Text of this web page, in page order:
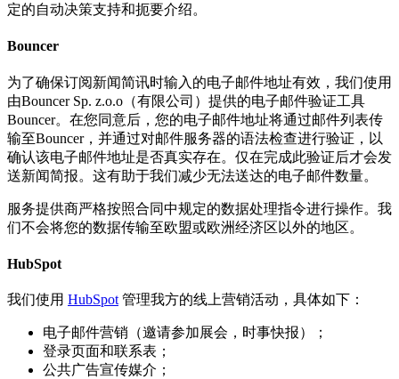
定的自动决策支持和扼要介绍。
Bouncer
为了确保订阅新闻简讯时输入的电子邮件地址有效，我们使用
由Bouncer Sp. z.o.o（有限公司）提供的电子邮件验证工具
Bouncer。在您同意后，您的电子邮件地址将通过邮件列表传
输至Bouncer，并通过对邮件服务器的语法检查进行验证，以
确认该电子邮件地址是否真实存在。仅在完成此验证后才会发
送新闻简报。这有助于我们减少无法送达的电子邮件数量。
服务提供商严格按照合同中规定的数据处理指令进行操作。我
们不会将您的数据传输至欧盟或欧洲经济区以外的地区。
HubSpot
我们使用 HubSpot 管理我方的线上营销活动，具体如下：
电子邮件营销（邀请参加展会，时事快报）；
登录页面和联系表；
公共广告宣传媒介；